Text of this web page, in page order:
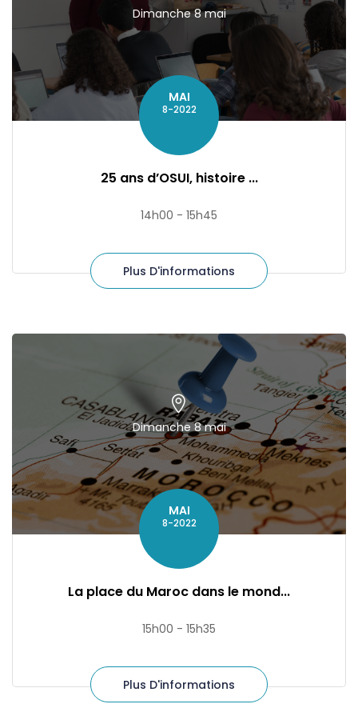
Dimanche 8 mai
MAI
8-2022
25 ans d’OSUI, histoire ...
14h00 - 15h45
Plus D'informations
Dimanche 8 mai
MAI
8-2022
La place du Maroc dans le mond...
15h00 - 15h35
Plus D'informations